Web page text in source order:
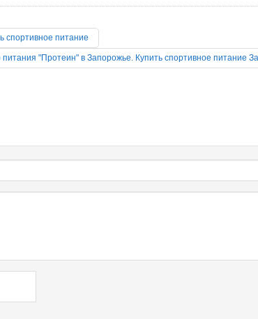
спортивное питание
питания "Протеин" в Запорожье. Купить спортивное питание